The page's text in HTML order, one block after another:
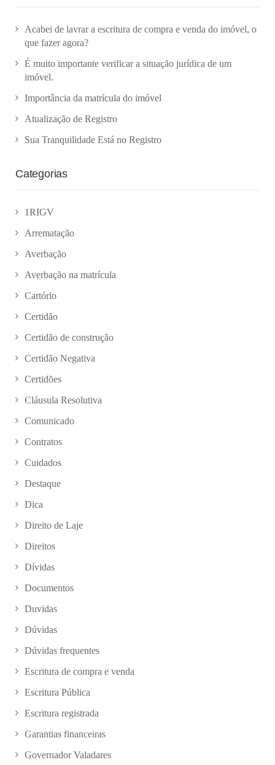
Acabei de lavrar a escritura de compra e venda do imóvel, o
que fazer agora?
É muito importante verificar a situação jurídica de um
imóvel.
Importância da matrícula do imóvel
Atualização de Registro
Sua Tranquilidade Está no Registro
Categorias
1RIGV
Arrematação
Averbação
Averbação na matrícula
Cartório
Certidão
Certidão de construção
Certidão Negativa
Certidões
Cláusula Resolutiva
Comunicado
Contratos
Cuidados
Destaque
Dica
Direito de Laje
Direitos
Dívidas
Documentos
Duvidas
Dúvidas
Dúvidas frequentes
Escritura de compra e venda
Escritura Pública
Escritura registrada
Garantias financeiras
Governador Valadares